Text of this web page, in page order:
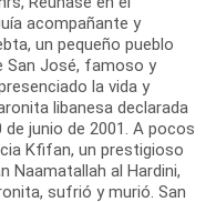
acompañante y
un pequeño pueblo
San José, famoso y
la vida y
libanesa declarada
junio de 2001. A pocos
Kfifan, un prestigioso
Naamatallah al Hardini,
sufrió y murió. San